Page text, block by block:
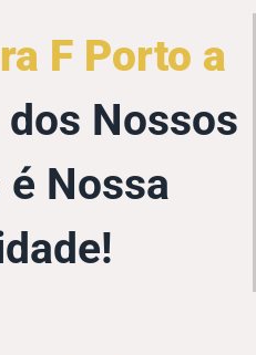
F Porto a
Nossos
Nossa